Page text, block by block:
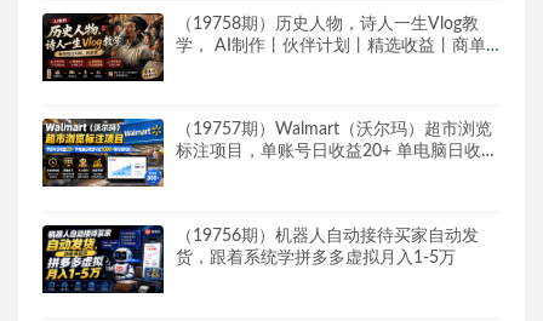
（19758期）历史人物，诗人一生Vlog教
学， AI制作丨伙伴计划丨精选收益丨商单
（19757期）Walmart（沃尔玛）超市浏览
标注项目，单账号日收益20+ 单电脑日收益
（19756期）机器人自动接待买家自动发
货，跟着系统学拼多多虚拟月入1-5万